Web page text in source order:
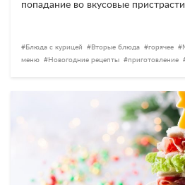
попадание во вкусовые
Блюда с курицей Вторые блюда горячее
меню
Новогодние рецепты приготовление